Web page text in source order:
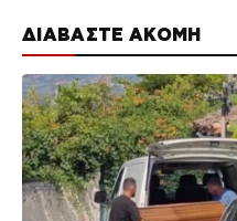
ΔΙΑΒΑΣΤΕ ΑΚΟΜΗ